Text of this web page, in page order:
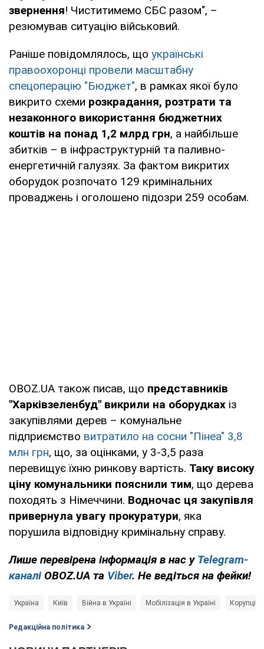
звернення! Чиститимемо СБС разом", –
резюмував ситуацію військовий.
Раніше повідомлялось, що українські
правоохоронці провели масштабну
спецоперацію "Бюджет", в рамках якої було
викрито схеми розкрадання, розтрати та
незаконного використання бюджетних
коштів на понад 1,2 млрд грн, а найбільше
збитків – в інфраструктурній та паливно-
енергетичній галузях. За фактом викритих
оборудок розпочато 129 кримінальних
проваджень і оголошено підозри 259 особам.
OBOZ.UA також писав, що представників
"Харківзеленбуд" викрили на оборудках із
закупівлями дерев – комунальне
підприємство витратило на сосни "Пінеа" 3,8
млн грн, що, за оцінками, у 3-3,5 раза
перевищує їхню ринкову вартість. Таку високу
ціну комунальники пояснили тим, що дерева
походять з Німеччини. Водночас ця закупівля
привернула увагу прокуратури, яка
порушила відповідну кримінальну справу.
Лише перевірена інформація в нас у Telegram-
каналі OBOZ.UA та Viber. Не ведіться на фейки!
Україна Київ Війна в Україні Мобілізація в Україні Корупція
Редакційна політика